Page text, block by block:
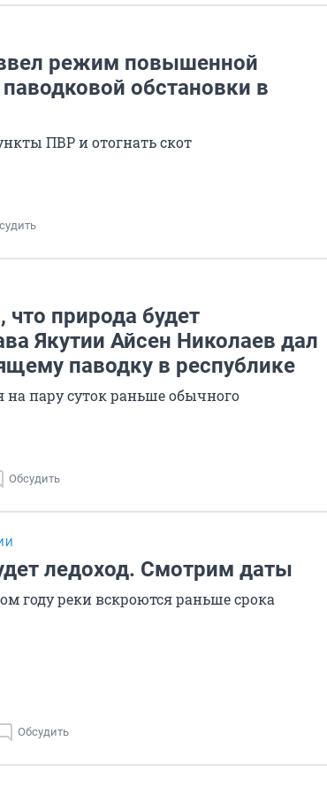
режим повышенной
паводковой обстановки в
ПВР и отогнать скот
что природа будет
Якутии Айсен Николаев дал
паводку в республике
на пару суток раньше обычного
Обсудить
ледоход. Смотрим даты
году реки вскроются раньше срока
Обсудить